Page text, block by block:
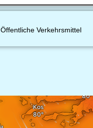
Öffentliche Verkehrsmittel